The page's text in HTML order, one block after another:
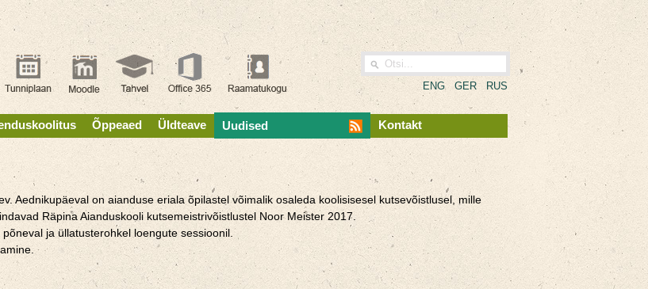
ENG GER RUS
Õppeaed Üldteave Uudised Kontakt
Aednikupäeval on aianduse eriala õpilastel võimalik osaleda koolisisesel kutsevõistlusel, mille
Räpina Aianduskooli kutsemeistrivõistlustel Noor Meister 2017.
ja üllatusterohkel loengute sessioonil.